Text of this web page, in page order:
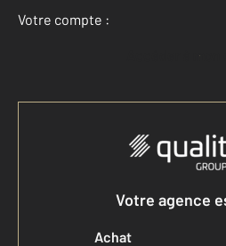
Votre compte :
Accéder à mon
Votre agence
Achat